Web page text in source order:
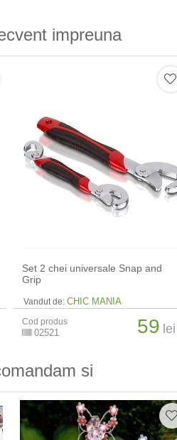
impreuna
Set 2 chei universale Snap and
Grip
Vandut de: CHIC MANIA
Cod produs
02521 59 lei
si